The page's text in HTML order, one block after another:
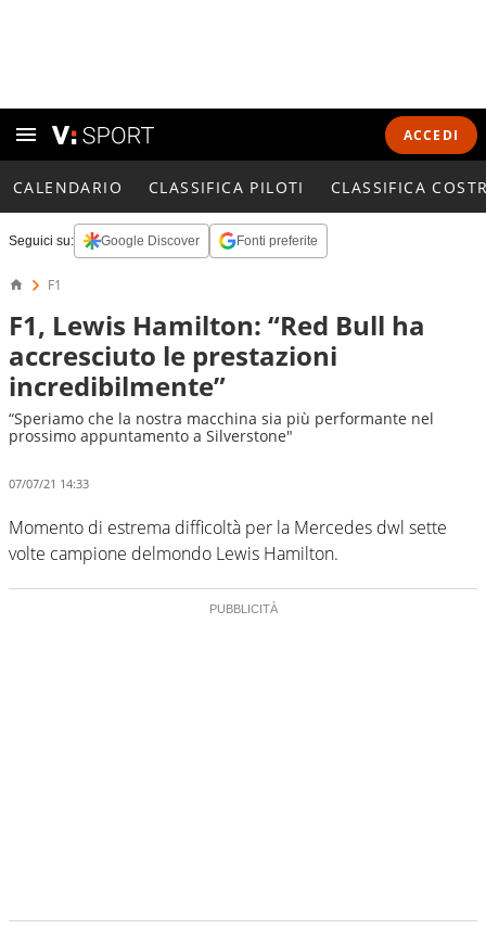
ACCEDI
CALENDARIO CLASSIFICA PILOTI CLASSIFICA
Seguici su: Google Discover Fonti preferite
F1
F1, Lewis Hamilton: “Red Bull ha
accresciuto le prestazioni
incredibilmente”
“Speriamo che la nostra macchina sia più performante nel
prossimo appuntamento a Silverstone"
07/07/21 14:33
Momento di estrema difficoltà per la Mercedes dwl sette
volte campione delmondo Lewis Hamilton.